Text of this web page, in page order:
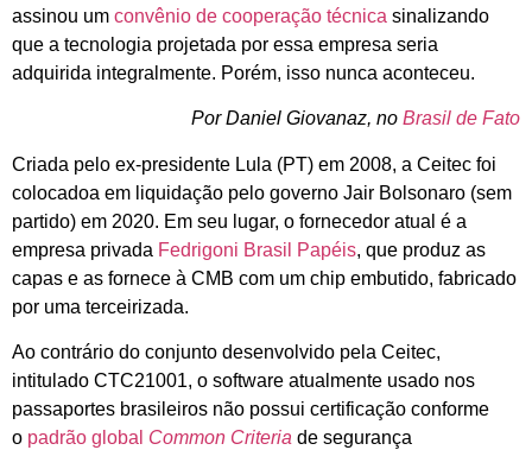
assinou um convênio de cooperação técnica sinalizando
que a tecnologia projetada por essa empresa seria
adquirida integralmente. Porém, isso nunca aconteceu.
Por Daniel Giovanaz, no Brasil de Fato
Criada pelo ex-presidente Lula (PT) em 2008, a Ceitec foi
colocadoa em liquidação pelo governo Jair Bolsonaro (sem
partido) em 2020. Em seu lugar, o fornecedor atual é a
empresa privada Fedrigoni Brasil Papéis, que produz as
capas e as fornece à CMB com um chip embutido, fabricado
por uma terceirizada.
Ao contrário do conjunto desenvolvido pela Ceitec,
intitulado CTC21001, o software atualmente usado nos
passaportes brasileiros não possui certificação conforme
o padrão global Common Criteria de segurança